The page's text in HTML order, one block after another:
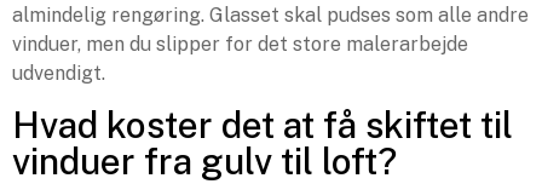
almindelig rengøring. Glasset skal pudses som alle andre
vinduer, men du slipper for det store malerarbejde
udvendigt.
Hvad koster det at få skiftet til
vinduer fra gulv til loft?